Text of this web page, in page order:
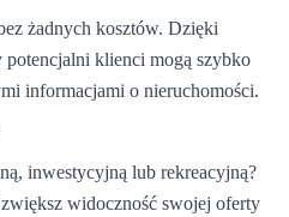
żadnych kosztów. Dzięki
potencjalni klienci mogą szybko
informacjami o nieruchomości.
inwestycyjną lub rekreacyjną?
widoczność swojej oferty